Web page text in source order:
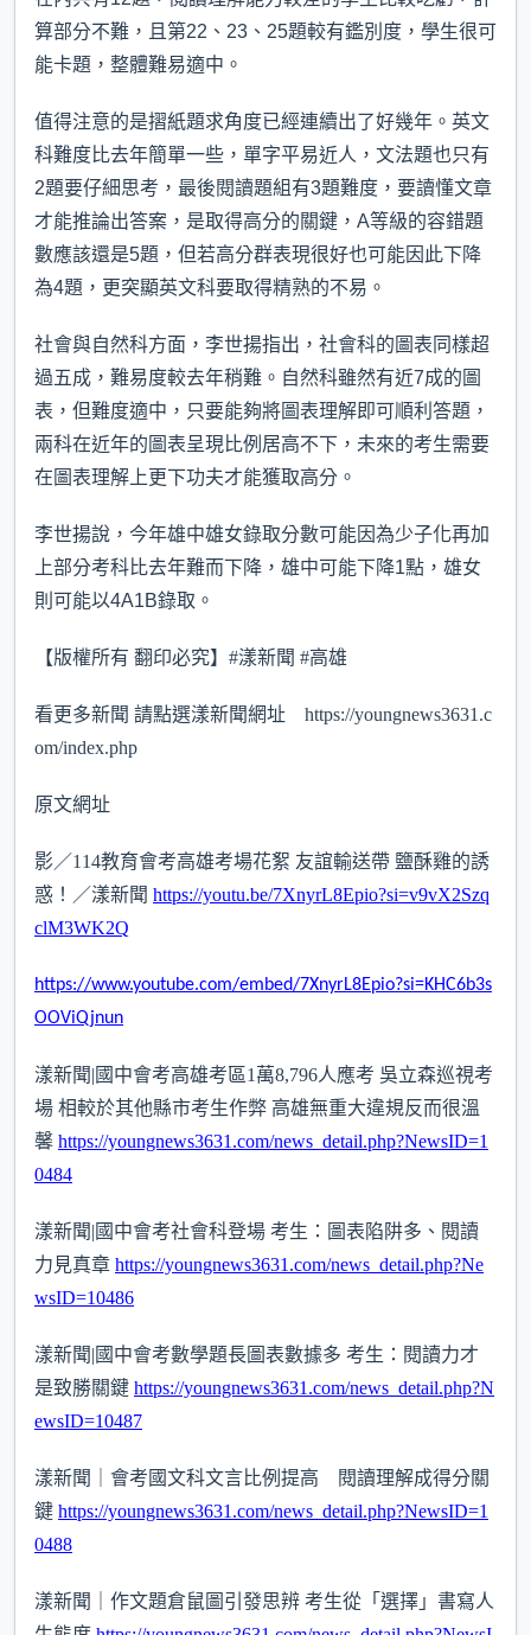
算部分不難，且第22、23、25題較有鑑別度，學生很可
能卡題，整體難易適中。
值得注意的是摺紙題求角度已經連續出了好幾年。英文
科難度比去年簡單一些，單字平易近人，文法題也只有
2題要仔細思考，最後閱讀題組有3題難度，要讀懂文章
才能推論出答案，是取得高分的關鍵，A等級的容錯題
數應該還是5題，但若高分群表現很好也可能因此下降
為4題，更突顯英文科要取得精熟的不易。
社會與自然科方面，李世揚指出，社會科的圖表同樣超
過五成，難易度較去年稍難。自然科雖然有近7成的圖
表，但難度適中，只要能夠將圖表理解即可順利答題，
兩科在近年的圖表呈現比例居高不下，未來的考生需要
在圖表理解上更下功夫才能獲取高分。
李世揚說，今年雄中雄女錄取分數可能因為少子化再加
上部分考科比去年難而下降，雄中可能下降1點，雄女
則可能以4A1B錄取。
【版權所有 翻印必究】#漾新聞 #高雄
看更多新聞 請點選漾新聞網址 https://youngnews3631.c
om/index.php
原文網址
影／114教育會考高雄考場花絮 友誼輸送帶 鹽酥雞的誘
惑！／漾新聞 https://youtu.be/7XnyrL8Epio?si=v9vX2Szq
clM3WK2Q
https://www.youtube.com/embed/7XnyrL8Epio?si=KHC6b3s
OOViQjnun
漾新聞|國中會考高雄考區1萬8,796人應考 吳立森巡視考
場 相較於其他縣市考生作弊 高雄無重大違規反而很溫
馨 https://youngnews3631.com/news_detail.php?NewsID=1
0484
漾新聞|國中會考社會科登場 考生：圖表陷阱多、閱讀
力見真章 https://youngnews3631.com/news_detail.php?Ne
wsID=10486
漾新聞|國中會考數學題長圖表數據多 考生：閱讀力才
是致勝關鍵 https://youngnews3631.com/news_detail.php?N
ewsID=10487
漾新聞｜會考國文科文言比例提高 閱讀理解成得分關
鍵 https://youngnews3631.com/news_detail.php?NewsID=1
0488
漾新聞｜作文題倉鼠圖引發思辨 考生從「選擇」書寫人